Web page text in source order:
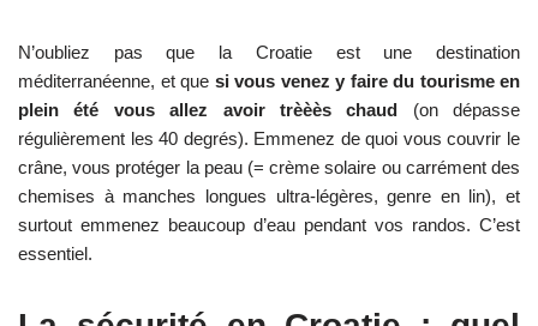
N’oubliez pas que la Croatie est une destination
méditerranéenne, et que si vous venez y faire du tourisme en
plein été vous allez avoir trèèès chaud (on dépasse
régulièrement les 40 degrés). Emmenez de quoi vous couvrir le
crâne, vous protéger la peau (= crème solaire ou carrément des
chemises à manches longues ultra-légères, genre en lin), et
surtout emmenez beaucoup d’eau pendant vos randos. C’est
essentiel.